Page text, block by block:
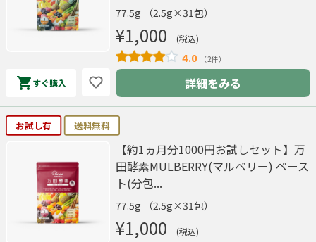
77.5g （2.5g×31包）
¥1,000 (税込)
4.0 （2件）
すぐ購入 詳細をみる
お試し有 送料無料
【約1ヵ月分1000円お試しセット】万
田酵素MULBERRY(マルベリー) ペース
ト(分包...
77.5g （2.5g×31包）
¥1,000 (税込)